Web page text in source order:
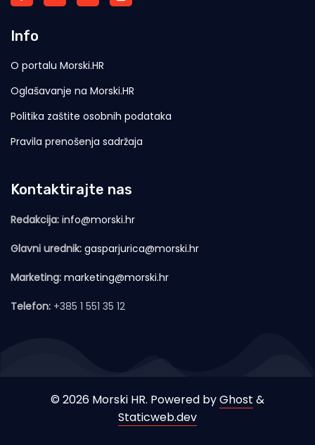
Info
O portalu Morski.HR
Oglašavanje na Morski.HR
Politika zaštite osobnih podataka
Pravila prenošenja sadržaja
Kontaktirajte nas
Redakcija: info@morski.hr
Glavni urednik: gasparjurica@morski.hr
Marketing: marketing@morski.hr
Telefon: +385 1 551 35 12
© 2026 Morski HR. Powered byGhost &
Staticweb.dev